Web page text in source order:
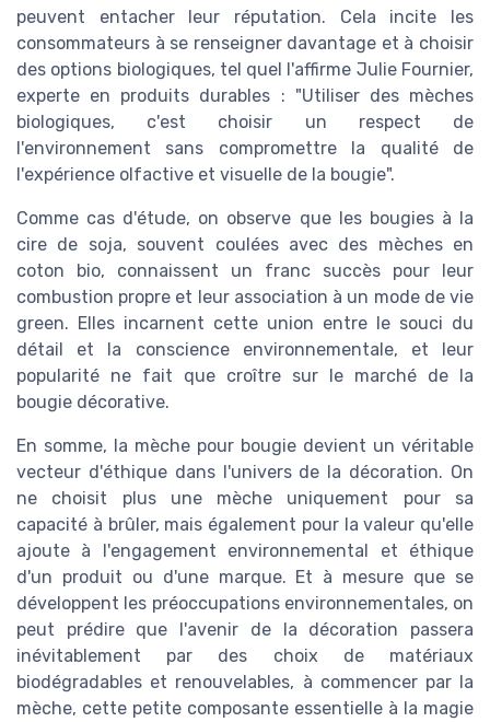
peuvent entacher leur réputation. Cela incite les
consommateurs à se renseigner davantage et à choisir
des options biologiques, tel quel l'affirme Julie Fournier,
experte en produits durables : "Utiliser des mèches
biologiques, c'est choisir un respect de
l'environnement sans compromettre la qualité de
l'expérience olfactive et visuelle de la bougie".
Comme cas d'étude, on observe que les bougies à la
cire de soja, souvent coulées avec des mèches en
coton bio, connaissent un franc succès pour leur
combustion propre et leur association à un mode de vie
green. Elles incarnent cette union entre le souci du
détail et la conscience environnementale, et leur
popularité ne fait que croître sur le marché de la
bougie décorative.
En somme, la mèche pour bougie devient un véritable
vecteur d'éthique dans l'univers de la décoration. On
ne choisit plus une mèche uniquement pour sa
capacité à brûler, mais également pour la valeur qu'elle
ajoute à l'engagement environnemental et éthique
d'un produit ou d'une marque. Et à mesure que se
développent les préoccupations environnementales, on
peut prédire que l'avenir de la décoration passera
inévitablement par des choix de matériaux
biodégradables et renouvelables, à commencer par la
mèche, cette petite composante essentielle à la magie